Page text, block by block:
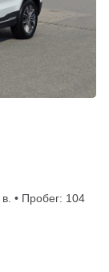
• Пробег: 104